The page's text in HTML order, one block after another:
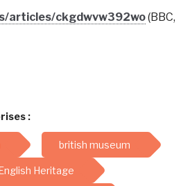
articles/ckgdwvw392wo(BBC,
:
british museum
Heritage